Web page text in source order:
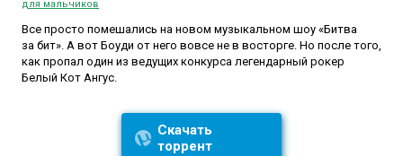
для мальчиков
Все просто помешались на новом музыкальном шоу «Битва
за бит». А вот Боуди от него вовсе не в восторге. Но после того,
как пропал один из ведущих конкурса легендарный рокер
Белый Кот Ангус.
Скачать
торрент